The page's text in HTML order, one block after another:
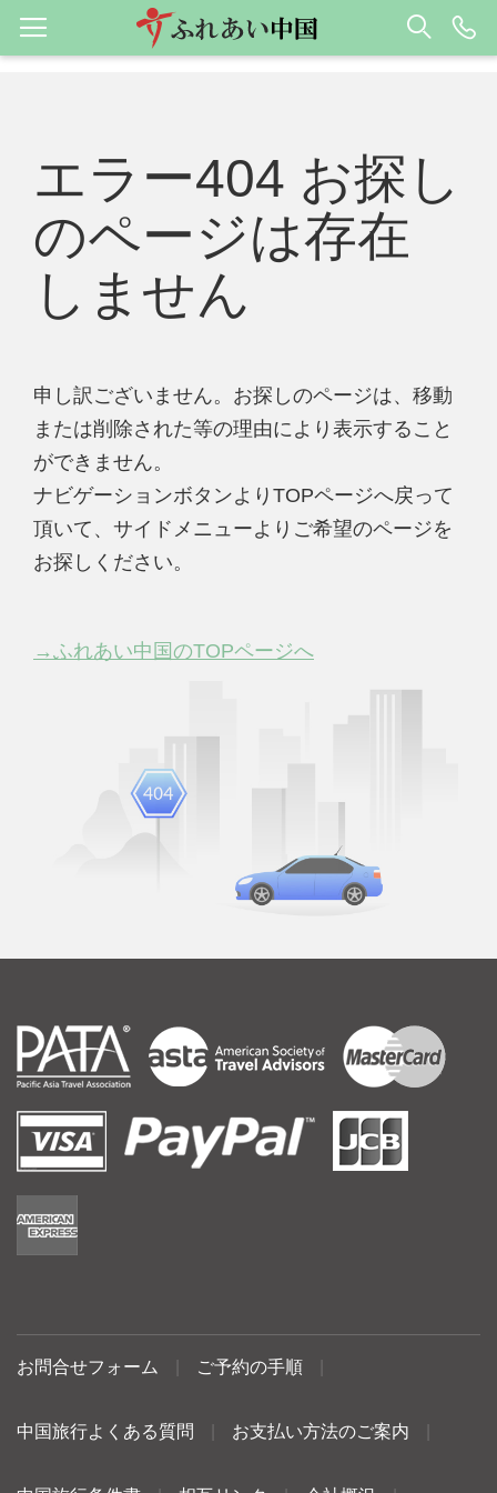
エラー404 お探し
のページは存在
しません
申し訳ございません。お探しのページは、移動
または削除された等の理由により表示すること
ができません。
ナビゲーションボタンよりTOPページへ戻って
頂いて、サイドメニューよりご希望のページを
お探しください。
→ふれあい中国のTOPページへ
お問合せフォーム ご予約の手順
中国旅行よくある質問 お支払い方法のご案内